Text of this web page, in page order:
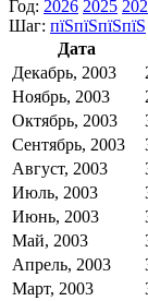
Год: 2026 2025
Шаг: пїЅпїЅпїЅпїЅ
Дата
Декабрь, 2003
Ноябрь, 2003
Октябрь, 2003
Сентябрь, 2003
Август, 2003
Июль, 2003
Июнь, 2003
Май, 2003
Апрель, 2003
Март, 2003